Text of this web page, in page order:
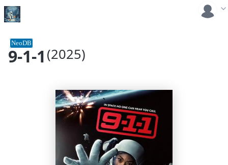
9-1-1 (2025)
NeoDB